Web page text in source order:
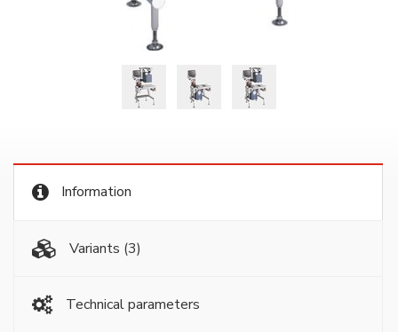
Information
Variants (3)
Technical parameters